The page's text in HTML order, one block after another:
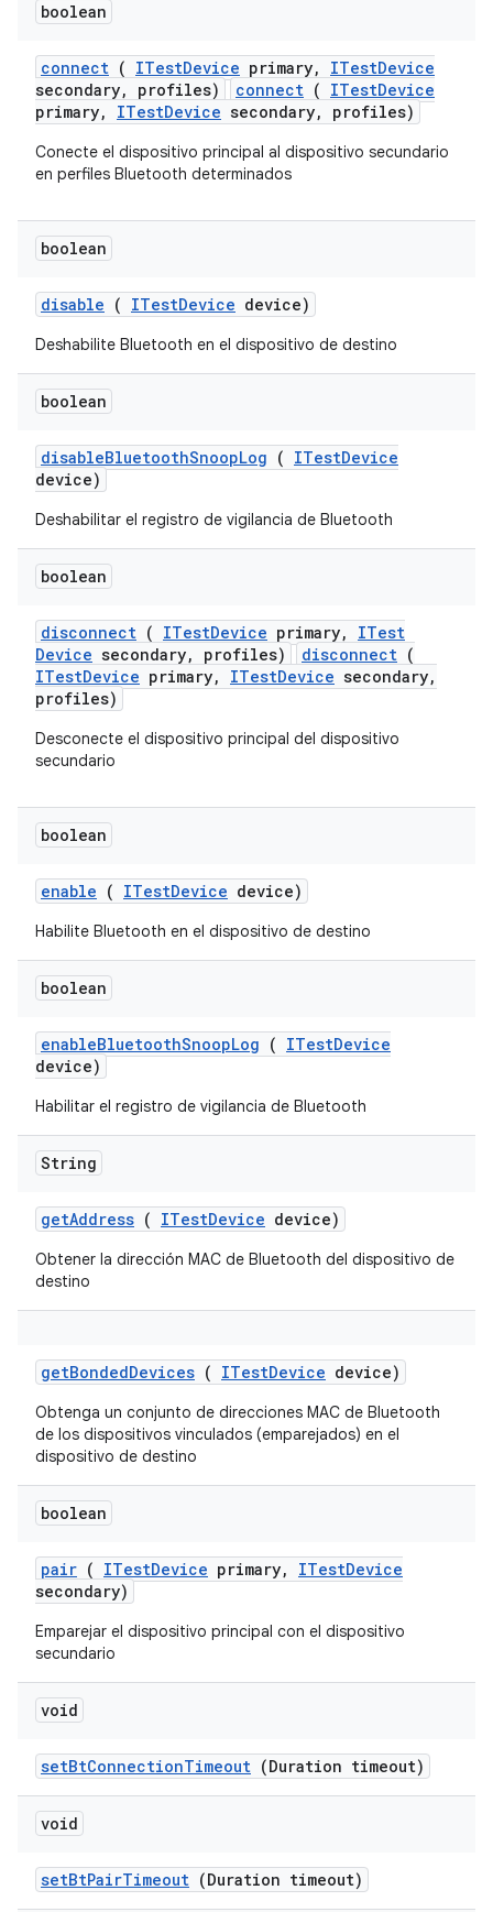
boolean
connect ( ITestDevice primary, ITestDevice
secondary, profiles) connect ( ITestDevice
primary, ITestDevice secondary, profiles)
Conecte el dispositivo principal al dispositivo secundario
en perfiles Bluetooth determinados
boolean
disable ( ITestDevice device)
Deshabilite Bluetooth en el dispositivo de destino
boolean
disableBluetoothSnoopLog ( ITestDevice
device)
Deshabilitar el registro de vigilancia de Bluetooth
boolean
disconnect ( ITestDevice primary,
ITest
Device secondary, profiles) disconnect (
ITestDevice primary, ITestDevice secondary,
profiles)
Desconecte el dispositivo principal del dispositivo
secundario
boolean
enable ( ITestDevice device)
Habilite Bluetooth en el dispositivo de destino
boolean
enableBluetoothSnoopLog ( ITestDevice
device)
Habilitar el registro de vigilancia de Bluetooth
String
getAddress ( ITestDevice device)
Obtener la dirección MAC de Bluetooth del dispositivo de
destino
getBondedDevices ( ITestDevice device)
Obtenga un conjunto de direcciones MAC de Bluetooth
de los dispositivos vinculados (emparejados) en el
dispositivo de destino
boolean
pair ( ITestDevice primary, ITestDevice
secondary)
Emparejar el dispositivo principal con el dispositivo
secundario
void
setBtConnectionTimeout (Duration timeout)
void
setBtPairTimeout (Duration timeout)